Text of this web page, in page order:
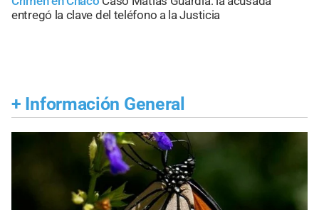
entregó la clave del teléfono a la Justicia
+ Información General